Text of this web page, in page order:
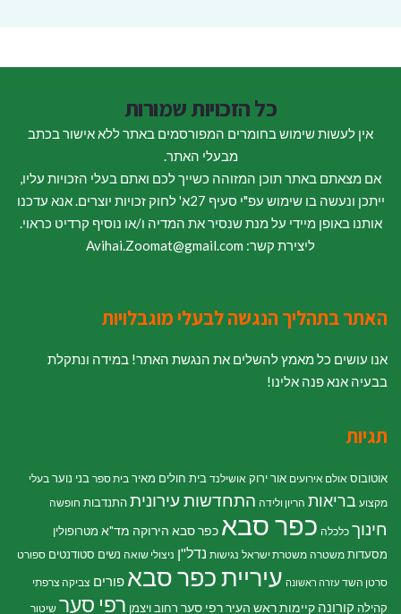
כל הזכויות שמורות
אין לעשות שימוש בחומרים המפורסמים באתר ללא אישור בכתב
מבעלי האתר.
אם מצאתם באתר תוכן המזוהה כשייך לכם ואתם בעלי הזכויות עליו,
ייתכן ונעשה בו שימוש עפ"י סעיף 27א' לחוק זכויות יוצרים. אנא עדכנו
אותנו באופן מיידי על מנת שנסיר את המדיה ו/או נוסיף קרדיט כראוי.
ליצירת קשר: Avihai.Zoomat@gmail.com
האתר בתהליך הנגשה לבעלי מוגבלויות
אנו עושים כל מאמץ להשלים את הנגשת האתר! במידה ונתקלת
בבעיה אנא פנה אלינו!
תגיות
אוטובוס אולם אירועים אור ירוק אושילנד בית חולים מאיר בית ספר בני נוער בעלי
מקצוע בריאות הריון ולידה התחדשות עירוניתהתנדבות חופשה
חינוך כלכלה כפר סבא כפר סבא הירוקה מד"א מטרופולין
מסעדות משטרה משטרת ישראל נגישות נדל"ן ניצולי שואה נשים סטודנטים ספורט
סרטן השד עזרה ראשונה עיריית כפר סבא פורים צביקה צרפתי
קהילה קורונה קיימותראש העיר רפי סער רחוב ויצמן רפי סער שיטור